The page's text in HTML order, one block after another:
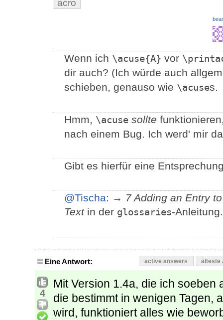
acro
Wenn ich \acuse{A} vor
dir auch? (Ich würde auch
schieben, genauso wie \acuses.
Hmm, \acuse sollte
nach einem Bug. Ich werd' mir
Gibt es hierfür eine
@Tischa: → 7 Adding an Entry
Textin der glossaries-Anleitung.
Eine Antwort: active answers älteste
4
Mit Version 1.4a, die ich soeben
die bestimmt in wenigen Tagen,
wird, funktioniert alles wie